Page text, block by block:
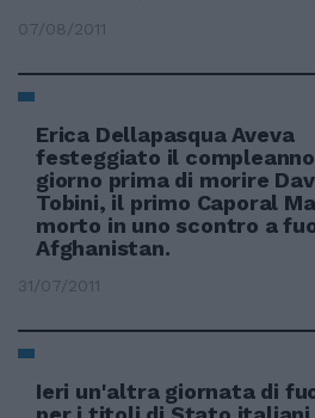
07/08/2011
Erica Dellapasqua Aveva
festeggiato il
giorno prima di morire
Tobini, il primo Caporal
morto in uno scontro a
Afghanistan.
31/07/2011
Ieri un'altra giornata di